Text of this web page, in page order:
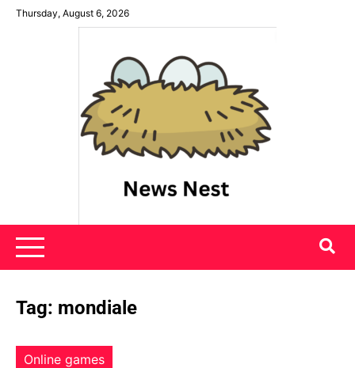
SkipThursday, August 6, 2026
News Nest
Tag: mondiale
Online games